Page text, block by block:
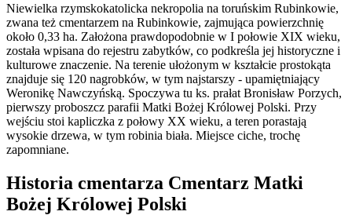
Niewielka rzymskokatolicka nekropolia na toruńskim Rubinkowie,
zwana też cmentarzem na Rubinkowie, zajmująca powierzchnię
około 0,33 ha. Założona prawdopodobnie w I połowie XIX wieku,
została wpisana do rejestru zabytków, co podkreśla jej historyczne i
kulturowe znaczenie. Na terenie ułożonym w kształcie prostokąta
znajduje się 120 nagrobków, w tym najstarszy - upamiętniający
Weronikę Nawczyńską. Spoczywa tu ks. prałat Bronisław Porzych,
pierwszy proboszcz parafii Matki Bożej Królowej Polski. Przy
wejściu stoi kapliczka z połowy XX wieku, a teren porastają
wysokie drzewa, w tym robinia biała. Miejsce ciche, trochę
zapomniane.
Historia cmentarza Cmentarz Matki
Bożej Królowej Polski